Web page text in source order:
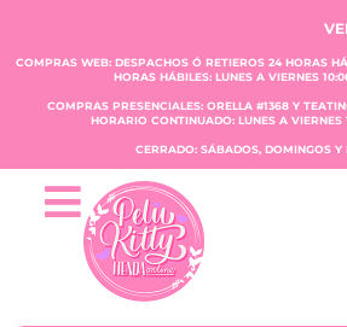
COMPRAS WEB: DESPACHOS Ó RETIEROS 24 HORAS
HORAS HÁBILES: LUNES A VIERNES
COMPRAS PRESENCIALES: ORELLA #1368 Y
HORARIO CONTINUADO: LUNES A VIERNES
CERRADO: SÁBADOS, DOMINGOS Y